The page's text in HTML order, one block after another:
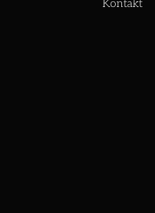
Kontakt